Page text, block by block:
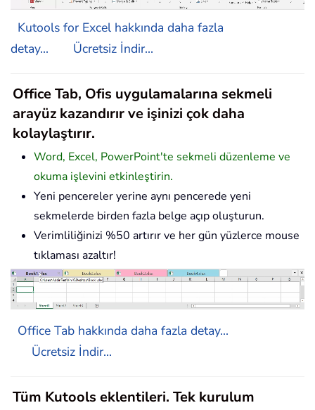
Kutools for Excel hakkında daha fazla
detay...
Ücretsiz İndir...
Office Tab, Ofis uygulamalarına sekmeli
arayüz kazandırır ve işinizi çok daha
kolaylaştırır.
Word, Excel, PowerPoint'te sekmeli düzenleme ve
okuma işlevini etkinleştirin.
Yeni pencereler yerine aynı pencerede yeni
sekmelerde birden fazla belge açıp oluşturun.
Verimliliğinizi %50 artırır ve her gün yüzlerce mouse
tıklaması azaltır!
Office Tab hakkında daha fazla detay...
Ücretsiz İndir...
Tüm Kutools eklentileri. Tek kurulum